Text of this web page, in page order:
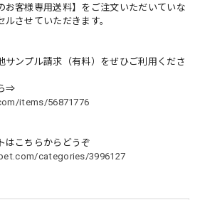
客様専用送料】をご注文いただいていな
させていただきます。
サンプル請求（有料）をぜひご利用くださ
ら⇒
items/56871776
こちらからどうぞ
categories/3996127